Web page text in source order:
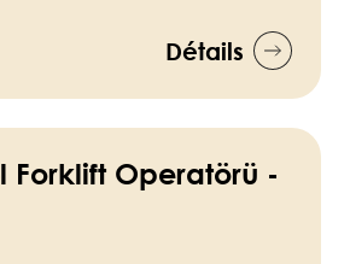
Détails
Forklift Operatörü -